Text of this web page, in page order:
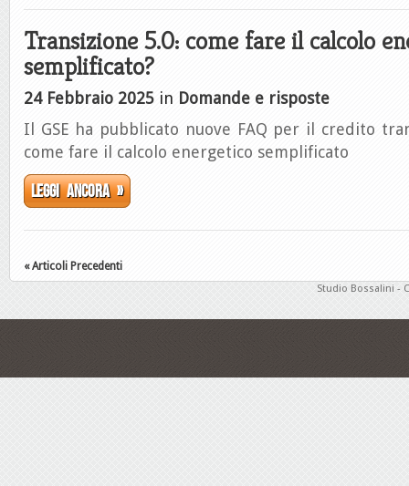
Transizione 5.0: come fare il calcolo
semplificato?
24 Febbraio 2025 in Domande e risposte
Il GSE ha pubblicato nuove FAQ per il credito
come fare il calcolo energetico semplificato
Leggi ancora »
« Articoli Precedenti
Studio Bossalini -